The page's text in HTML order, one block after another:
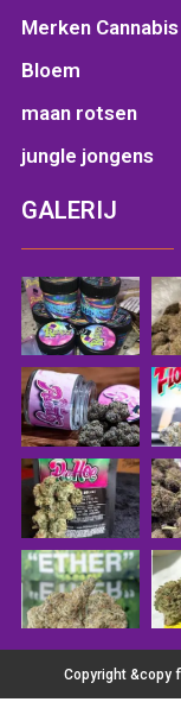
Merken Cannabis
Bloem
maan rotsen
jungle jongens
GALERIJ
Copyright &copy